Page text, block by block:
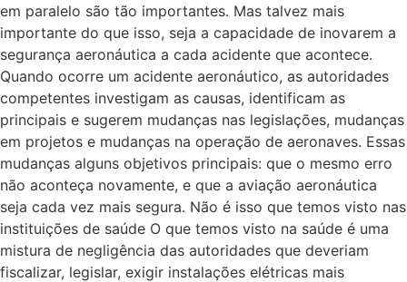
em paralelo são tão importantes. Mas talvez mais
importante do que isso, seja a capacidade de inovarem a
segurança aeronáutica a cada acidente que acontece.
Quando ocorre um acidente aeronáutico, as autoridades
competentes investigam as causas, identificam as
principais e sugerem mudanças nas legislações, mudanças
em projetos e mudanças na operação de aeronaves. Essas
mudanças alguns objetivos principais: que o mesmo erro
não aconteça novamente, e que a aviação aeronáutica
seja cada vez mais segura. Não é isso que temos visto nas
instituições de saúde O que temos visto na saúde é uma
mistura de negligência das autoridades que deveriam
fiscalizar, legislar, exigir instalações elétricas mais